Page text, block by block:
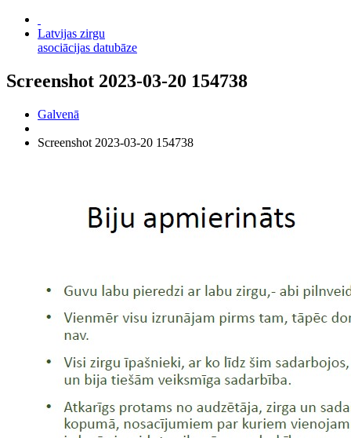
Latvijas zirgu
asociācijas datubāze
Screenshot 2023-03-20 154738
Galvenā
Screenshot 2023-03-20 154738